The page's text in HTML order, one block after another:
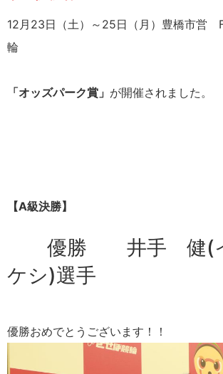
12月23日（土）～25日（月）豊橋市営
輪
「オッズパーク賞」 が開催されました。
【A級決勝】
優勝 井手 健(
ケシ)選手
優勝おめでとうございます！！